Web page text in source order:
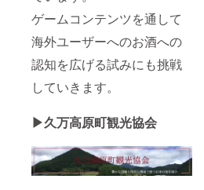
ゲームコンテンツを通して
海外ユーザーへのお酒への
認知を広げる試みにも挑戦
していきます。
▶︎久万高原町観光協会